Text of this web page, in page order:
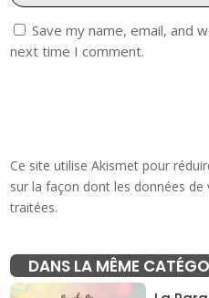
Save my name, email, and
next time I comment.
Ce site utilise Akismet pour
sur la façon dont les données
traitées.
DANS LA MÊME